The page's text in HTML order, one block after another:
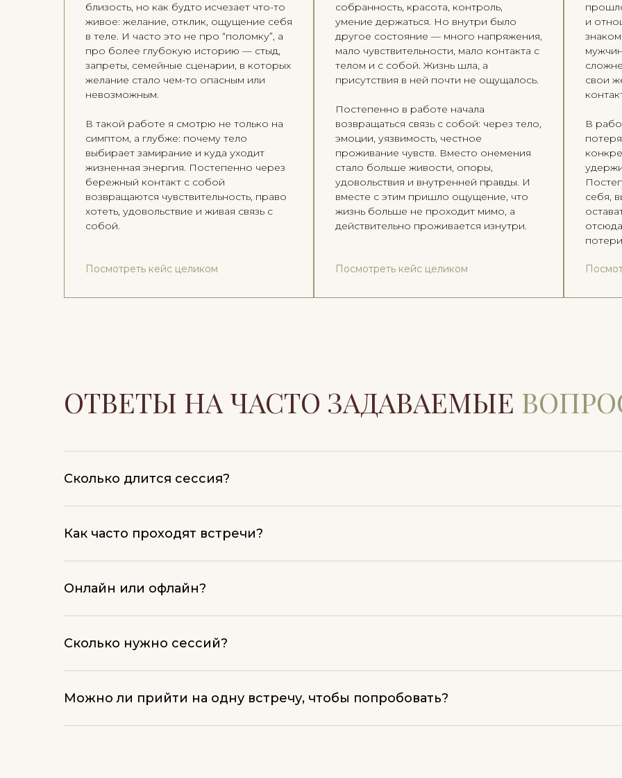
близость, но как будто исчезает что-то
живое: желание, отклик, ощущение себя
в теле. И часто это не про “поломку”, а
про более глубокую историю — стыд,
запреты, семейные сценарии, в которых
желание стало чем-то опасным или
невозможным.
В такой работе я смотрю не только на
симптом, а глубже: почему тело
выбирает замирание и куда уходит
жизненная энергия. Постепенно через
бережный контакт с собой
возвращаются чувствительность, право
хотеть, удовольствие и живая связь с
собой.
Посмотреть кейс целиком
собранность, красота, контроль,
умение держаться. Но внутри было
другое состояние — много напряжения,
мало чувствительности, мало контакта с
телом и с собой. Жизнь шла, а
присутствия в ней почти не ощущалось.
Постепенно в работе начала
возвращаться связь с собой: через тело,
эмоции, уязвимость, честное
проживание чувств. Вместо онемения
стало больше живости, опоры,
удовольствия и внутренней правды. И
вместе с этим пришло ощущение, что
жизнь больше не проходит мимо, а
действительно проживается изнутри.
Посмотреть кейс целиком
и
свои
В
себя,
ОТВЕТЫ НА ЧАСТО ЗАДАВАЕМЫЕ
Сколько длится сессия?
Как часто проходят встречи?
Онлайн или офлайн?
Сколько нужно сессий?
Можно ли прийти на одну встречу, чтобы попробовать?